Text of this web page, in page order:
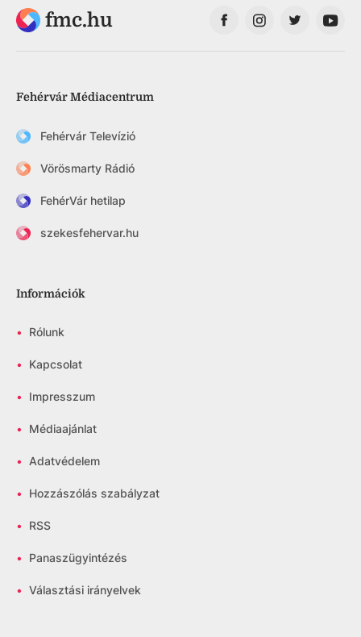
fmc.hu
Fehérvár Médiacentrum
Fehérvár Televízió
Vörösmarty Rádió
FehérVár hetilap
szekesfehervar.hu
Információk
• Rólunk
• Kapcsolat
• Impresszum
• Médiaajánlat
• Adatvédelem
• Hozzászólás szabályzat
• RSS
• Panaszügyintézés
• Választási irányelvek